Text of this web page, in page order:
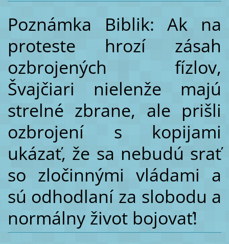
Poznámka Biblik: Ak na
proteste hrozí zásah
ozbrojených fízlov,
Švajčiari nielenže majú
strelné zbrane, ale prišli
ozbrojení s kopijami
ukázať, že sa nebudú srať
so zločinnými vládami a
sú odhodlaní za slobodu a
normálny život bojovať!